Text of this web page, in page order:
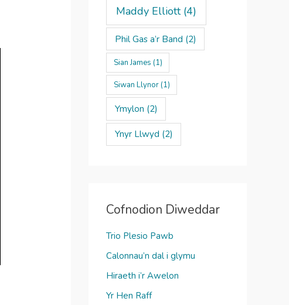
Maddy Elliott(4)
Phil Gas a’r Band (2)
Sian James (1)
Siwan Llynor(1)
Ymylon (2)
Ynyr Llwyd (2)
Cofnodion Diweddar
Trio Plesio Pawb
Calonnau’n dal i glymu
Hiraeth i’r Awelon
Yr Hen Raff